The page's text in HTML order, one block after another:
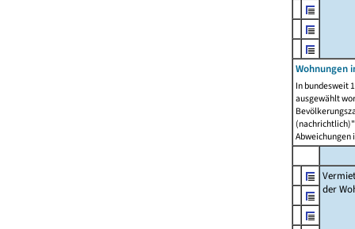
Wohnungen
In bundesweit
ausgewählt
Abweichungen
der